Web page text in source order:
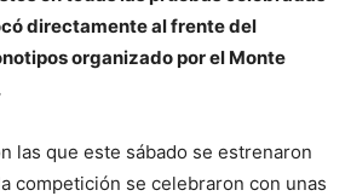
directamente al frente del
organizado por el Monte
las que este sábado se estrenaron
competición se celebraron con unas